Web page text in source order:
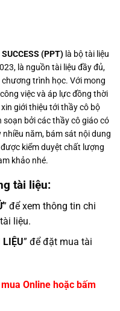
(PPT) là bộ tài liệu
là nguồn tài liệu đầy đủ,
trình học. Với mong
việc và áp lực đồng thời
giới thiệu tới thầy cô bộ
soạn bởi các thầy cô giáo có
năm, bám sát nội dung
kiểm duyệt chất lượng
khảo nhé.
tài liệu:
” để xem thông tin chi
liệu.
” để đặt mua tài
Online hoặc bấm